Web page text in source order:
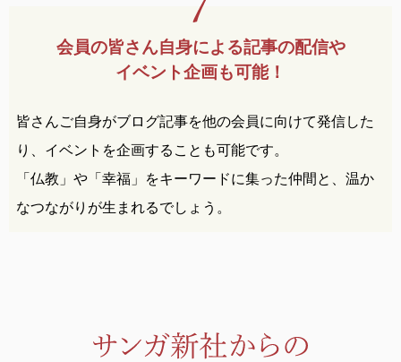
会員の皆さん自身による記事の配信や
イベント企画も可能！
皆さんご自身がブログ記事を他の会員に向けて発信した
り、イベントを企画することも可能です。
「仏教」や「幸福」をキーワードに集った仲間と、温か
なつながりが生まれるでしょう。